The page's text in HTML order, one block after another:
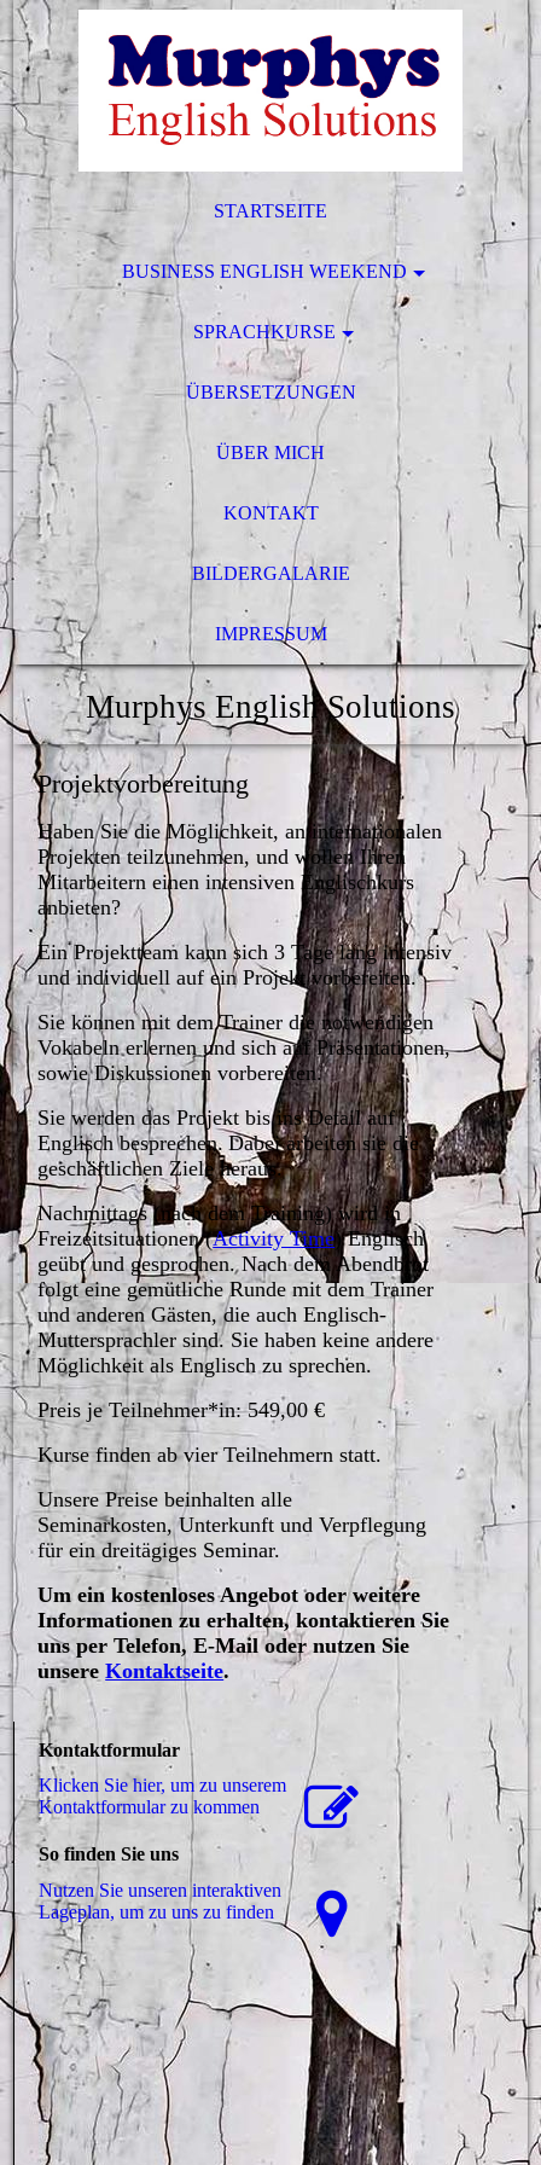
STARTSEITE
BUSINESS ENGLISH WEEKEND
SPRACHKURSE
ÜBERSETZUNGEN
ÜBER MICH
KONTAKT
BILDERGALARIE
IMPRESSUM
Murphys English Solutions
Projektvorbereitung
Haben Sie die Möglichkeit, an internationalen
Projekten teilzunehmen, und wollen Ihren
Mitarbeitern einen intensiven Englischkurs
anbieten?
Ein Projektteam kann sich 3 Tage lang intensiv
und individuell auf ein Projekt vorbereiten.
Sie können mit dem Trainer die notwendigen
Vokabeln erlernen und sich auf Präsentationen,
sowie Diskussionen vorbereiten.
Sie werden das Projekt bis ins Detail auf
Englisch besprechen. Dabei arbeiten sie die
geschäftlichen Ziele heraus.
Nachmittags (nach dem Training) wird in
Freizeitsituationen (Activity Time) Englisch
geübt und gesprochen. Nach dem Abendbrot
folgt eine gemütliche Runde mit dem Trainer
und anderen Gästen, die auch Englisch-
Muttersprachler sind. Sie haben keine andere
Möglichkeit als Englisch zu sprechen.
Preis je Teilnehmer*in: 549,00 €
Kurse finden ab vier Teilnehmern statt.
Unsere Preise beinhalten alle
Seminarkosten, Unterkunft und Verpflegung
für ein dreitägiges Seminar.
Um ein kostenloses Angebot oder weitere
Informationen zu erhalten, kontaktieren Sie
uns per Telefon, E-Mail oder nutzen Sie
unsereKontaktseite.
Kontaktformular
Klicken Sie hier, um zu unserem
Kon­takt­for­mu­lar zu kommen
So finden Sie uns
Nutzen Sie unseren interaktiven
La­ge­plan, um zu uns zu finden